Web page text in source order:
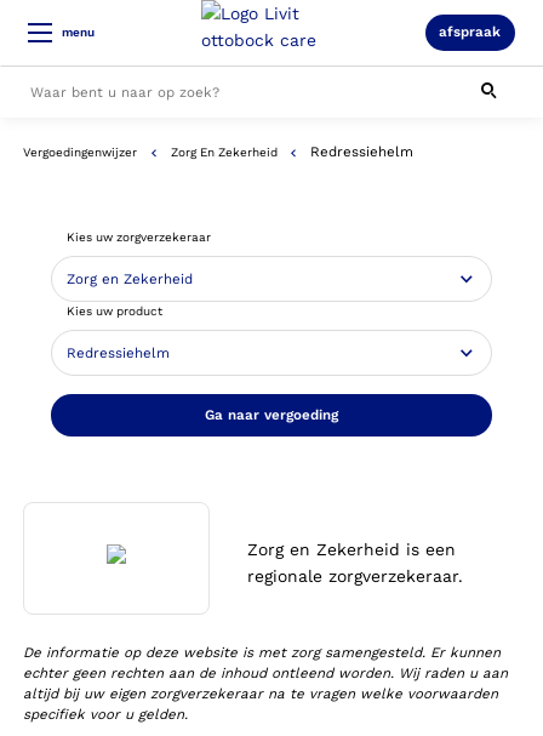
menu afspraak
Alle resultaten
Vergoedingenwijzer Zorg En Zekerheid Redressiehelm
Kies uw zorgverzekeraar
Kies uw product
Ga naar vergoeding
Zorg en Zekerheid is een
regionale zorgverzekeraar.
De informatie op deze website is met zorg samengesteld. Er kunnen
echter geen rechten aan de inhoud ontleend worden. Wij raden u aan
altijd bij uw eigen zorgverzekeraar na te vragen welke voorwaarden
specifiek voor u gelden.